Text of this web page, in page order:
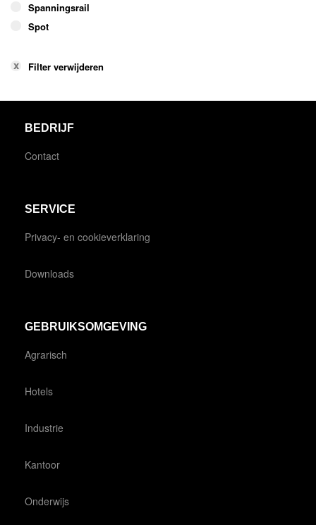
Spanningsrail
Spot
Filter verwijderen
BEDRIJF
Contact
SERVICE
Privacy- en cookieverklaring
Downloads
GEBRUIKSOMGEVING
Agrarisch
Hotels
Industrie
Kantoor
Onderwijs